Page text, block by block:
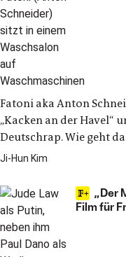
Fatoni aka Anton
„Kacken an der Havel“
Deutschrap. Wie geht
Ji-Hun Kim
Film für